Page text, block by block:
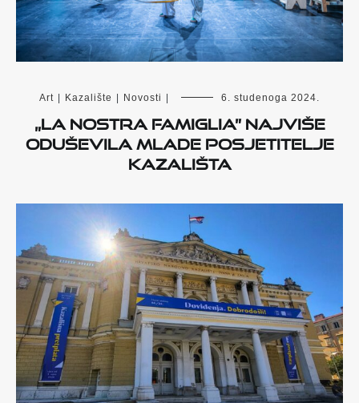
Art | Kazalište | Novosti | 6. studenoga 2024.
„La nostra famiglia” najviše
oduševila mlade posjetitelje
kazališta